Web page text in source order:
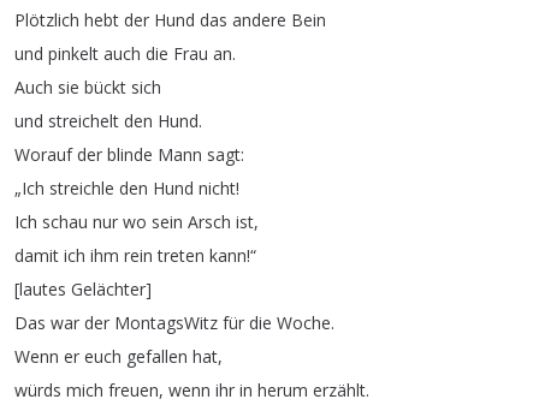
Plötzlich hebt der Hund das andere Bein
und pinkelt auch die Frau an.
Auch sie bückt sich
und streichelt den Hund.
Worauf der blinde Mann sagt:
„Ich streichle den Hund nicht!
Ich schau nur wo sein Arsch ist,
damit ich ihm rein treten kann!“
[lautes Gelächter]
Das war der MontagsWitz für die Woche.
Wenn er euch gefallen hat,
würds mich freuen, wenn ihr in herum erzählt.